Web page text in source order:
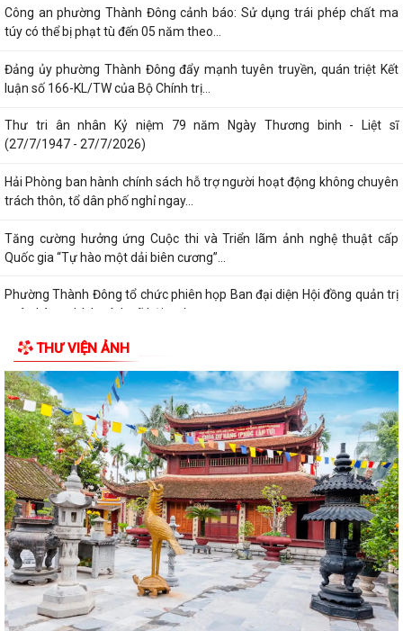
Công an phường Thành Đông cảnh báo: Sử dụng trái phép chất ma
túy có thể bị phạt tù đến 05 năm theo...
Đảng ủy phường Thành Đông đẩy mạnh tuyên truyền, quán triệt Kết
luận số 166-KL/TW của Bộ Chính trị...
Thư tri ân nhân Kỷ niệm 79 năm Ngày Thương binh - Liệt sĩ
(27/7/1947 - 27/7/2026)
Hải Phòng ban hành chính sách hỗ trợ người hoạt động không chuyên
trách thôn, tổ dân phố nghỉ ngay...
Tăng cường hưởng ứng Cuộc thi và Triển lãm ảnh nghệ thuật cấp
Quốc gia “Tự hào một dải biên cương”...
Phường Thành Đông tổ chức phiên họp Ban đại diện Hội đồng quản trị
ngân hàng chính sách xã hội quý...
Hơn 1.600 đoàn viên, người lao động trên địa bàn phường Thành Đông
tham gia bữa cơm công đoàn
Đảng ủy phường Thành Đông tổ chức lớp bồi dưỡng Lý luận chính trị
hè năm 2026 cho đội ngũ giáo viên
Phường Thành Đông tri ân Người có công
Công an phường Thành Đông dâng hương tại Di tích Nhà tù Hải Dương
nhân kỷ niệm 79 năm Ngày Thương...
Phường Thành Đông tri ân các gia đình chính sách nhân dịp 27/7
Phường Thành Đông tổ chức chương trình "Bữa cơm công đoàn"
chăm lo cho đoàn viện, người lao động
THƯ VIỆN ẢNH